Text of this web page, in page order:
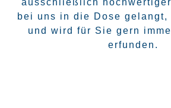
ausschließlich
bei uns in die Dose
und wird für Sie gern
erfunden.